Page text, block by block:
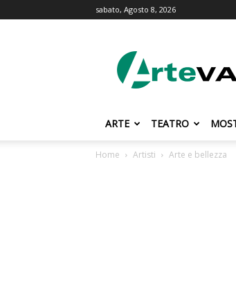
sabato, Agosto 8, 2026
ARTE TEATRO
Home Artisti Arte e bellezza